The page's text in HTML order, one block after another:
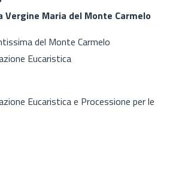
Vergine Maria del Monte Carmelo
del Monte Carmelo
Eucaristica
Eucaristica e Processione per le